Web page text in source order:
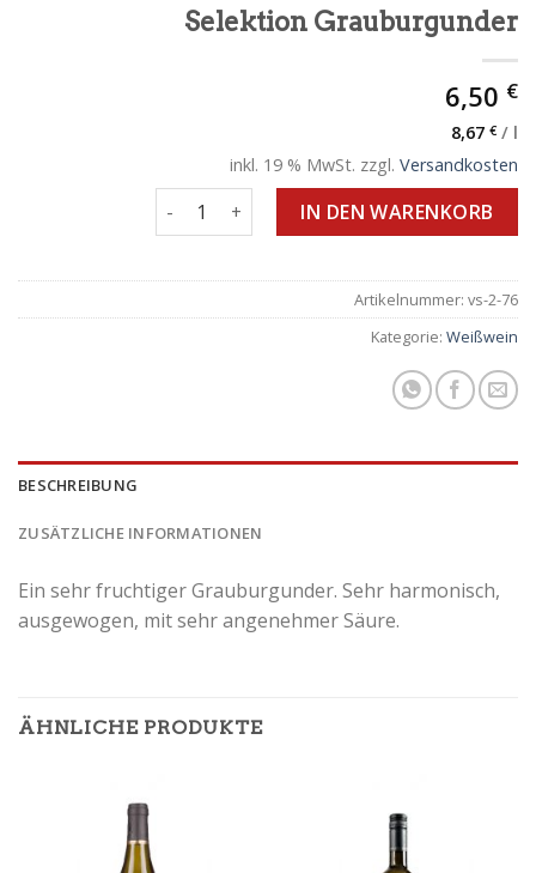
Selektion Grauburgunder
6,50 €
8,67 € / l
inkl. 19 % MwSt. zzgl. Versandkosten
Selektion Grauburgunder Menge
IN DEN WARENKORB
Artikelnummer: vs-2-76
Kategorie: Weißwein
BESCHREIBUNG
ZUSÄTZLICHE INFORMATIONEN
Ein sehr fruchtiger Grauburgunder. Sehr harmonisch,
ausgewogen, mit sehr angenehmer Säure.
ÄHNLICHE PRODUKTE